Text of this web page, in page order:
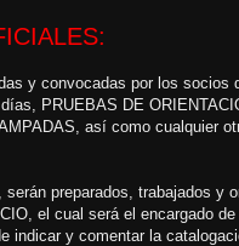
y convocadas por los socios
PRUEBAS DE
así como cualquier
preparados, trabajados y
el cual será el encargado
indicar y comentar la